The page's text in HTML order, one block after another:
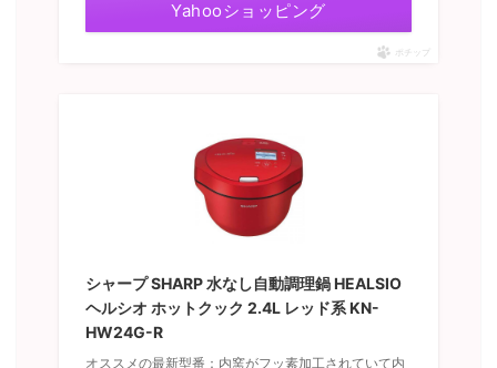
Yahooショッピング
ポチップ
シャープ SHARP 水なし自動調理鍋 HEALSIO
ヘルシオ ホットクック 2.4L レッド系 KN-
HW24G-R
オススメの最新型番：内窯がフッ素加工されていて内